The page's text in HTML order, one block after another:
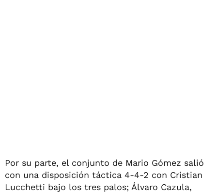
Por su parte, el conjunto de Mario Gómez salió
con una disposición táctica 4-4-2 con Cristian
Lucchetti bajo los tres palos; Álvaro Cazula,